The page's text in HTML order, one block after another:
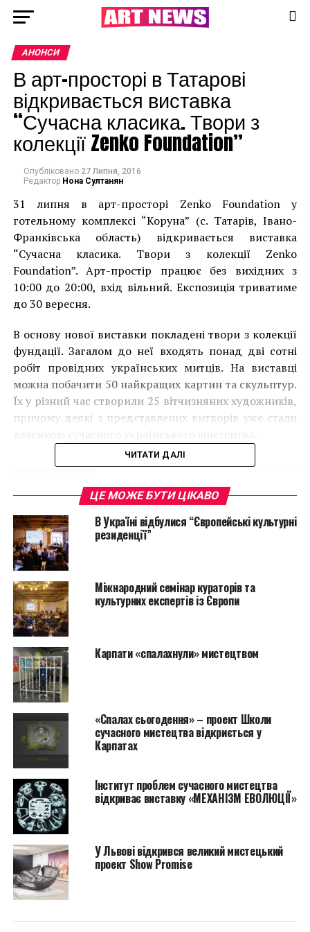
АНОНСИ
В арт-просторі в Татарові
відкривається виставка
“Сучасна класика. Твори з
колекції Zenko Foundation”
Опубліковано 27 Липня, 2016
Редактор Нона Султанян
31 липня в арт-просторі Zenko Foundation у
готельному комплексі “Коруна” (с. Татарів, Івано-
Франківська область) відкривається виставка
“Сучасна класика. Твори з колекції Zenko
Foundation”. Арт-простір працює без вихідних з
10:00 до 20:00, вхід вільний. Експозиція триватиме
до 30 вересня.
В основу нової виставки покладені твори з колекції
фундації. Загалом до неї входять понад дві сотні
робіт провідних українських митців. На виставці
можна побачити 50 найкращих картин та скульптур.
Їх у різний час створили 25 вітчизняних художників,
причому деякі з представлених витворів уже стали
“Колекція фонду вже досягла того масштабу, коли з
різнопланові експозиції. Цього разу ми прагнули
ЧИТАТИ ДАЛІ
ЦЕ МОЖЕ БУТИ ЦІКАВО
В Україні відбулися “Європейські культурні
резиденції”
Міжнародний семінар кураторів та
культурних експертів із Європи
Карпати «спалахнули» мистецтвом
«Спалах сьогодення» – проект Школи
сучасного мистецтва відкриється у
Карпатах
Інститут проблем сучасного мистецтва
відкриває виставку «МЕХАНІЗМ ЕВОЛЮЦІЇ»
У Львові відкрився великий мистецький
проект Show Promise